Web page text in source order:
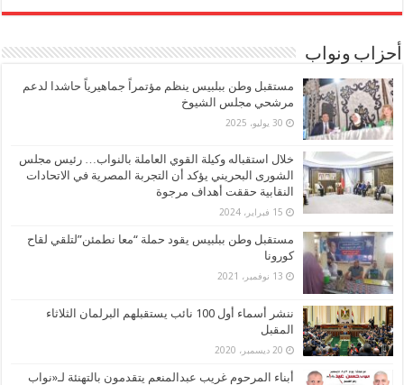
أحزاب ونواب
مستقبل وطن ببلبيس ينظم مؤتمراً جماهيرياً حاشدا لدعم
مرشحي مجلس الشيوخ
30 يوليو، 2025
خلال استقباله وكيلة القوي العاملة بالنواب… رئيس مجلس
الشورى البحريني يؤكد أن التجربة المصرية في الاتحادات
النقابية حققت أهداف مرجوة
15 فبراير، 2024
مستقبل وطن ببلبيس يقود حملة “معا نطمئن”لتلقي لقاح
كورونا
13 نوفمبر، 2021
ننشر أسماء أول 100 نائب يستقبلهم البرلمان الثلاثاء
المقبل
20 ديسمبر، 2020
أبناء المرحوم غريب عبدالمنعم يتقدمون بالتهنئة لـ«نواب